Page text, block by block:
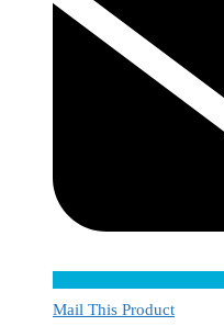
Mail This Product